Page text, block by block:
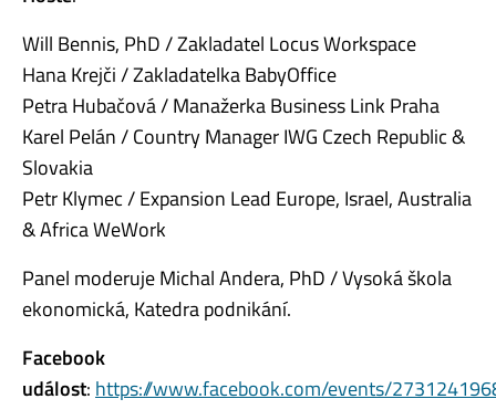
Will Bennis, PhD / Zakladatel Locus Workspace
Hana Krejči / Zakladatelka BabyOffice
Petra Hubačová / Manažerka Business Link Praha
Karel Pelán / Country Manager IWG Czech Republic &
Slovakia
Petr Klymec / Expansion Lead Europe, Israel, Australia
& Africa WeWork
Panel moderuje Michal Andera, PhD / Vysoká škola
ekonomická, Katedra podnikání.
Facebook
událost: https://www.facebook.com/events/